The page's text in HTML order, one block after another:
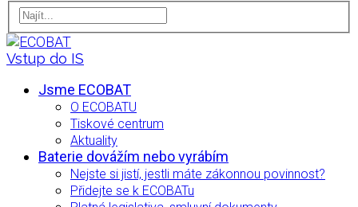
Vstup do IS
Jsme ECOBAT
O ECOBATU
Tiskové centrum
Aktuality
Baterie dovážím nebo vyrábím
Nejste si jistí, jestli máte zákonnou povinnost?
Přidejte se k ECOBATu